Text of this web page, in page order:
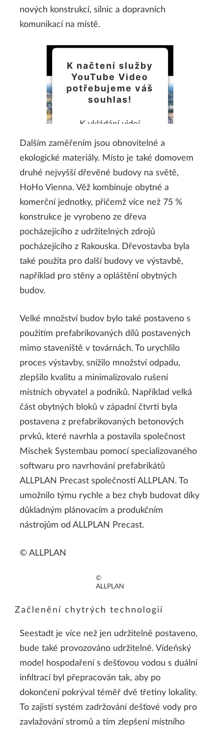
nových konstrukcí, silnic a dopravních
komunikací na místě.
K načtení služby
YouTube Video
potřebujeme váš
souhlas!
K vkládání videí
využíváme službu třetí
strany, která může
shromažďovat údaje o
vaší aktivitě. Chcete-li
toto video přehrát,
přečtěte si podrobnosti
a přijměte podmínky
služby.
Další informace
Dalším zaměřením jsou obnovitelné a
ekologické materiály. Místo je také domovem
druhé nejvyšší dřevěné budovy na světě,
HoHo Vienna. Věž kombinuje obytné a
komerční jednotky, přičemž více než 75 %
konstrukce je vyrobeno ze dřeva
pocházejícího z udržitelných zdrojů
pocházejícího z Rakouska. Dřevostavba byla
také použita pro další budovy ve výstavbě,
například pro stěny a opláštění obytných
budov.
Velké množství budov bylo také postaveno s
použitím prefabrikovaných dílů postavených
mimo staveniště v továrnách. To urychlilo
proces výstavby, snížilo množství odpadu,
zlepšilo kvalitu a minimalizovalo rušení
místních obyvatel a podniků. Například velká
část obytných bloků v západní čtvrti byla
postavena z prefabrikovaných betonových
prvků, které navrhla a postavila společnost
Mischek Systembau pomocí specializovaného
softwaru pro navrhování prefabrikátů
ALLPLAN Precast společnosti ALLPLAN. To
umožnilo týmu rychle a bez chyb budovat díky
důkladným plánovacím a produkčním
nástrojům od ALLPLAN Precast.
© ALLPLAN
©
ALLPLAN
Začlenění chytrých technologií
Seestadt je více než jen udržitelně postaveno,
bude také provozováno udržitelně. Vídeňský
model hospodaření s dešťovou vodou s duální
infiltrací byl přepracován tak, aby po
dokončení pokrýval téměř dvě třetiny lokality.
To zajistí systém zadržování dešťové vody pro
zavlažování stromů a tím zlepšení místního